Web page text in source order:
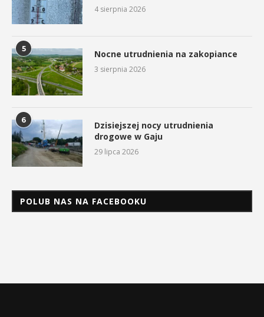
4 sierpnia 2026
5 Nocne utrudnienia na zakopiance
3 sierpnia 2026
6
Dzisiejszej nocy utrudnienia
drogowe w Gaju
29 lipca 2026
POLUB NAS NA FACEBOOKU